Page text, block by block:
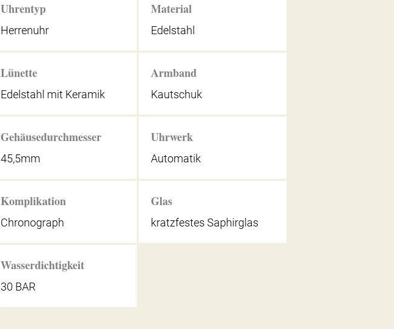
Uhrentyp
Herrenuhr
Material
Edelstahl
Lünette
Edelstahl mit Keramik
Armband
Kautschuk
Gehäusedurchmesser
45,5mm
Uhrwerk
Automatik
Komplikation
Chronograph
Glas
kratzfestes Saphirglas
Wasserdichtigkeit
30 BAR